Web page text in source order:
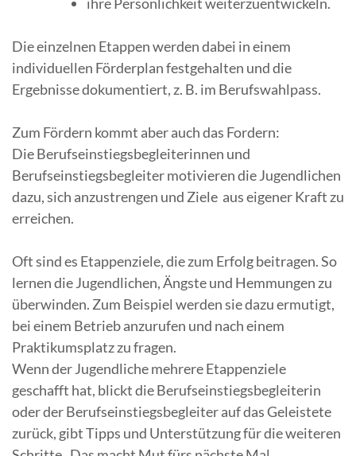
Die einzelnen Etappen werden dabei in einem
individuellen Förderplan festgehalten und die
Ergebnisse dokumentiert, z. B. im Berufswahlpass.
Zum Fördern kommt aber auch das Fordern:
Die Berufseinstiegsbegleiterinnen und
Berufseinstiegsbegleiter motivieren die Jugendlichen
dazu, sich anzustrengen und Ziele aus eigener Kraft zu
erreichen.
Oft sind es Etappenziele, die zum Erfolg beitragen. So
lernen die Jugendlichen, Ängste und Hemmungen zu
überwinden. Zum Beispiel werden sie dazu ermutigt,
bei einem Betrieb anzurufen und nach einem
Praktikumsplatz zu fragen.
Wenn der Jugendliche mehrere Etappenziele
geschafft hat, blickt die Berufseinstiegsbegleiterin
oder der Berufseinstiegsbegleiter auf das Geleistete
zurück, gibt Tipps und Unterstützung für die weiteren